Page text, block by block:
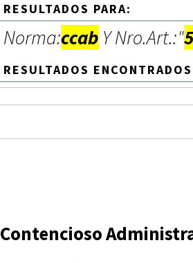
RESULTADOS PARA:
Norma:ccab Y Nro.Art.:"
RESULTADOS ENCONTRADOS
Contencioso